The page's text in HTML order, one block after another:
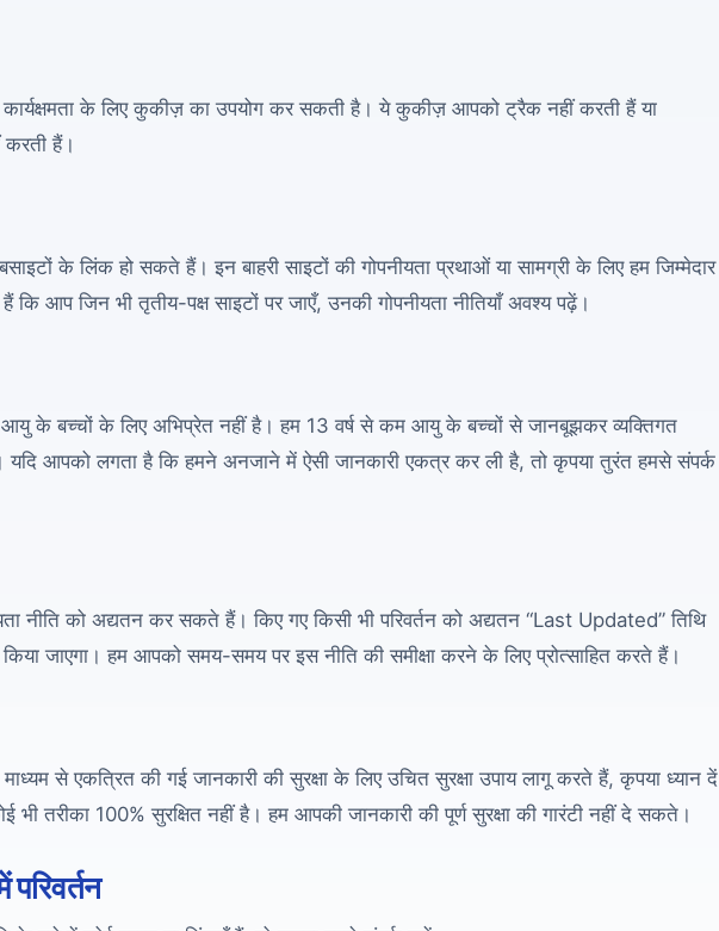
कार्यक्षमता के लिए कुकीज़ का उपयोग कर सकती है। ये कुकीज़ आपको ट्रैक नहीं करती हैं या
करती हैं।
के लिंक हो सकते हैं। इन बाहरी साइटों की गोपनीयता प्रथाओं या सामग्री के लिए हम जिम्मेदार
आप जिन भी तृतीय-पक्ष साइटों पर जाएँ, उनकी गोपनीयता नीतियाँ अवश्य पढ़ें।
आयु के बच्चों के लिए अभिप्रेत नहीं है। हम 13 वर्ष से कम आयु के बच्चों से जानबूझकर व्यक्तिगत
यदि आपको लगता है कि हमने अनजाने में ऐसी जानकारी एकत्र कर ली है, तो कृपया तुरंत हमसे संपर्क
नीति को अद्यतन कर सकते हैं। किए गए किसी भी परिवर्तन को अद्यतन “Last Updated” तिथि
जाएगा। हम आपको समय-समय पर इस नीति की समीक्षा करने के लिए प्रोत्साहित करते हैं।
से एकत्रित की गई जानकारी की सुरक्षा के लिए उचित सुरक्षा उपाय लागू करते हैं, कृपया ध्यान दें
भी तरीका 100% सुरक्षित नहीं है। हम आपकी जानकारी की पूर्ण सुरक्षा की गारंटी नहीं दे सकते।
परिवर्तन